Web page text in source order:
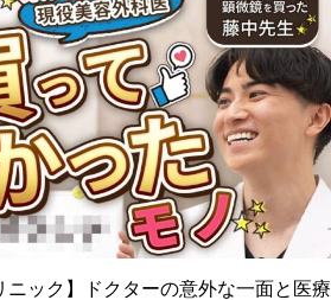
ニック】ドクターの意外な一面と医療